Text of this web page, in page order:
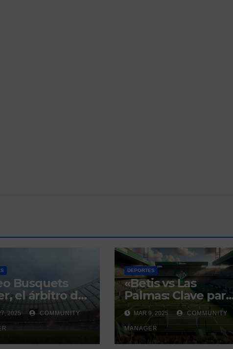
Busquets
el árbitro del
sevillano con
que
debate
2025 COMMUNITY
DEPORTES
«Betis vs Las
Palmas: Clave para
la Europa
Conference
League»
MAR 9, 2025 COMMUNITY
MANAGER